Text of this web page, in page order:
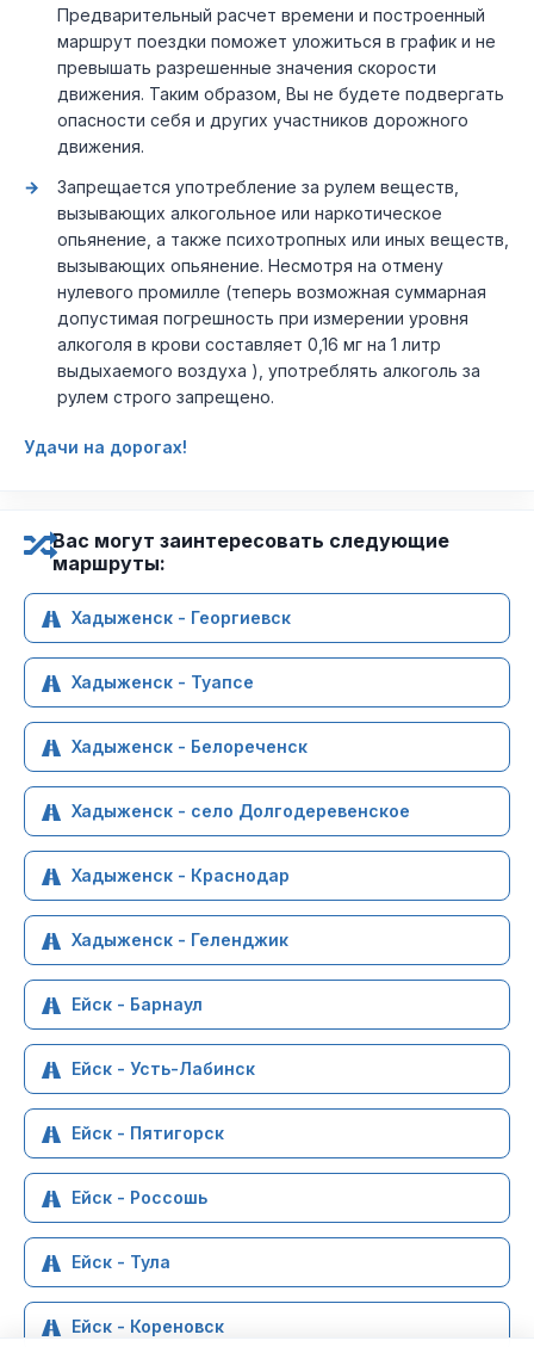
Предварительный расчет времени и построенный
маршрут поездки поможет уложиться в график и не
превышать разрешенные значения скорости
движения. Таким образом, Вы не будете подвергать
опасности себя и других участников дорожного
движения.
Запрещается употребление за рулем веществ,
вызывающих алкогольное или наркотическое
опьянение, а также психотропных или иных веществ,
вызывающих опьянение. Несмотря на отмену
нулевого промилле (теперь возможная суммарная
допустимая погрешность при измерении уровня
алкоголя в крови составляет 0,16 мг на 1 литр
выдыхаемого воздуха ), употреблять алкоголь за
рулем строго запрещено.
Удачи на дорогах!
Вас могут заинтересовать следующие
маршруты:
Хадыженск - Георгиевск
Хадыженск - Туапсе
Хадыженск - Белореченск
Хадыженск - село Долгодеревенское
Хадыженск - Краснодар
Хадыженск - Геленджик
Ейск - Барнаул
Ейск - Усть-Лабинск
Ейск - Пятигорск
Ейск - Россошь
Ейск - Тула
Ейск - Кореновск